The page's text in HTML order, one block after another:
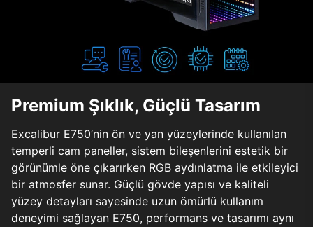
Premium Şıklık, Güçlü Tasarım
Excalibur E750’nin ön ve yan yüzeylerinde kullanılan
temperli cam paneller, sistem bileşenlerini estetik bir
görünümle öne çıkarırken RGB aydınlatma ile etkileyici
bir atmosfer sunar. Güçlü gövde yapısı ve kaliteli
yüzey detayları sayesinde uzun ömürlü kullanım
deneyimi sağlayan E750, performans ve tasarımı aynı